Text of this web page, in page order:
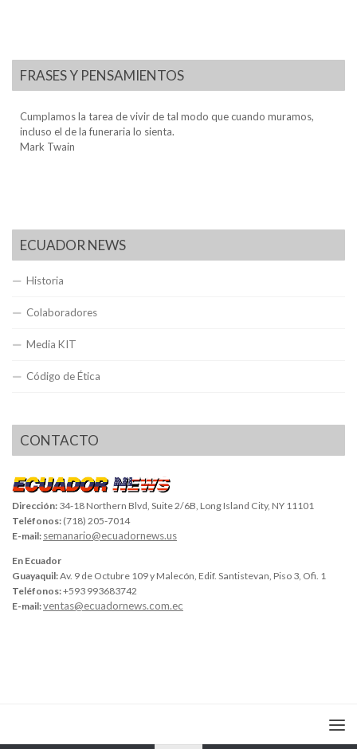
FRASES Y PENSAMIENTOS
Cumplamos la tarea de vivir de tal modo que cuando muramos,
incluso el de la funeraria lo sienta.
Mark Twain
ECUADOR NEWS
Historia
Colaboradores
Media KIT
Código de Ética
CONTACTO
Dirección: 34-18 Northern Blvd, Suite 2/6B, Long Island City, NY 11101
Teléfonos: (718) 205-7014
E-mail: semanario@ecuadornews.us
En Ecuador
Guayaquil:Av. 9 de Octubre 109 y Malecón, Edif. Santistevan, Piso 3, Ofi. 1
Teléfonos:+593 993683742
E-mail:ventas@ecuadornews.com.ec